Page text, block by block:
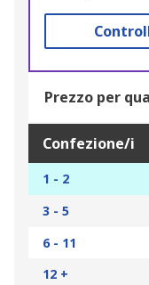
Prezzo per
Confezione/i
1 - 2
3 - 5
6 - 11
12 +